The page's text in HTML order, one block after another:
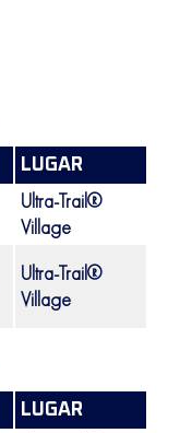
LUGAR
Ultra-Trail®
Village
Ultra-Trail®
Village
LUGAR